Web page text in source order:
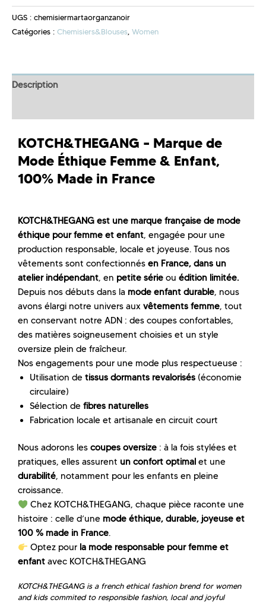
UGS : chemisiermartaorganzanoir
Catégories : Chemisiers&Blouses, Women
Description
KOTCH&THEGANG – Marque de
Mode Éthique Femme & Enfant,
100% Made in France
KOTCH&THEGANG est une marque française de mode
éthique pour femme et enfant, engagée pour une
production responsable, locale et joyeuse. Tous nos
vêtements sont confectionnés en France, dans un
atelier indépendant, en petite série ou édition limitée.
Depuis nos débuts dans la mode enfant durable, nous
avons élargi notre univers aux vêtements femme, tout
en conservant notre ADN : des coupes confortables,
des matières soigneusement choisies et un style
oversize plein de fraîcheur.
Nos engagements pour une mode plus respectueuse :
Utilisation de tissus dormants revalorisés (économie
circulaire)
Sélection de fibres naturelles
Fabrication locale et artisanale en circuit court
Nous adorons les coupes oversize : à la fois stylées et
pratiques, elles assurent un confort optimal et une
durabilité, notamment pour les enfants en pleine
croissance.
Chez KOTCH&THEGANG, chaque pièce raconte une
histoire : celle d’une mode éthique, durable, joyeuse et
100 % made in France.
Optez pour la mode responsable pour femme et
enfant avec KOTCH&THEGANG
KOTCH&THEGANG is a french ethical fashion brend for women
and kids commited to responsible fashion, local and joyful